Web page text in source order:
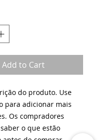
Add to Cart
do produto. Use
para adicionar mais
Os compradores
o que estão